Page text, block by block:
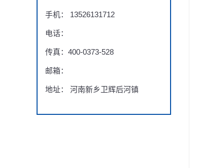
手机： 13526131712
电话：
传真：400-0373-528
邮箱：
地址： 河南新乡卫辉后河镇